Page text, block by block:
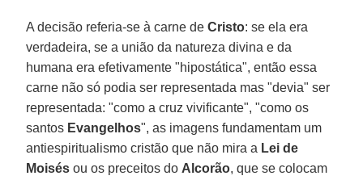
A decisão referia-se à carne deCristo: se ela era
verdadeira, se a união da natureza divina e da
humana era efetivamente "hipostática", então essa
carne não só podia ser representada mas "devia" ser
representada: "como a cruz vivificante", "como os
santos Evangelhos", as imagens fundamentam um
antiespiritualismo cristão que não mira a Lei de
Moisésou os preceitos do Alcorão, que se colocam